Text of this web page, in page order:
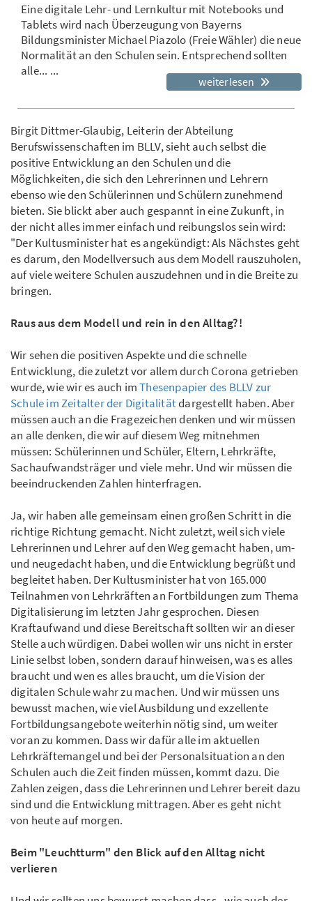
Eine digitale Lehr- und Lernkultur mit Notebooks und
Tablets wird nach Überzeugung von Bayerns
Bildungsminister Michael Piazolo (Freie Wähler) die neue
Normalität an den Schulen sein. Entsprechend sollten
alle... ...
weiterlesen
Birgit Dittmer-Glaubig, Leiterin der Abteilung
Berufswissenschaften im BLLV, sieht auch selbst die
positive Entwicklung an den Schulen und die
Möglichkeiten, die sich den Lehrerinnen und Lehrern
ebenso wie den Schülerinnen und Schülern zunehmend
bieten. Sie blickt aber auch gespannt in eine Zukunft, in
der nicht alles immer einfach und reibungslos sein wird:
"Der Kultusminister hat es angekündigt: Als Nächstes geht
es darum, den Modellversuch aus dem Modell rauszuholen,
auf viele weitere Schulen auszudehnen und in die Breite zu
bringen.
Raus aus dem Modell und rein in den Alltag?!
Wir sehen die positiven Aspekte und die schnelle
Entwicklung, die zuletzt vor allem durch Corona getrieben
wurde, wie wir es auch imThesenpapier des BLLV zur
Schule im Zeitalter der Digitalitätdargestellt haben. Aber
müssen auch an die Fragezeichen denken und wir müssen
an alle denken, die wir auf diesem Weg mitnehmen
müssen: Schülerinnen und Schüler, Eltern, Lehrkräfte,
Sachaufwandsträger und viele mehr. Und wir müssen die
beeindruckenden Zahlen hinterfragen.
Ja, wir haben alle gemeinsam einen großen Schritt in die
richtige Richtung gemacht. Nicht zuletzt, weil sich viele
Lehrerinnen und Lehrer auf den Weg gemacht haben, um-
und neugedacht haben, und die Entwicklung begrüßt und
begleitet haben. Der Kultusminister hat von 165.000
Teilnahmen von Lehrkräften an Fortbildungen zum Thema
Digitalisierung im letzten Jahr gesprochen. Diesen
Kraftaufwand und diese Bereitschaft sollten wir an dieser
Stelle auch würdigen. Dabei wollen wir uns nicht in erster
Linie selbst loben, sondern darauf hinweisen, was es alles
braucht und wen es alles braucht, um die Vision der
digitalen Schule wahr zu machen. Und wir müssen uns
bewusst machen, wie viel Ausbildung und exzellente
Fortbildungsangebote weiterhin nötig sind, um weiter
voran zu kommen. Dass wir dafür alle im aktuellen
Lehrkräftemangel und bei der Personalsituation an den
Schulen auch die Zeit finden müssen, kommt dazu. Die
Zahlen zeigen, dass die Lehrerinnen und Lehrer bereit dazu
sind und die Entwicklung mittragen. Aber es geht nicht
von heute auf morgen.
Beim "Leuchtturm" den Blick auf den Alltag nicht
verlieren